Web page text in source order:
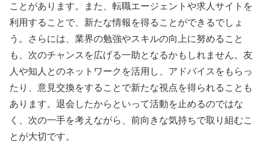
ことがあります。また、転職エージェントや求人サイトを
利用することで、新たな情報を得ることができるでしょ
う。さらには、業界の勉強やスキルの向上に努めること
も、次のチャンスを広げる一助となるかもしれません。友
人や知人とのネットワークを活用し、アドバイスをもらっ
たり、意見交換をすることで新たな視点を得られることも
あります。退会したからといって活動を止めるのではな
く、次の一手を考えながら、前向きな気持ちで取り組むこ
とが大切です。